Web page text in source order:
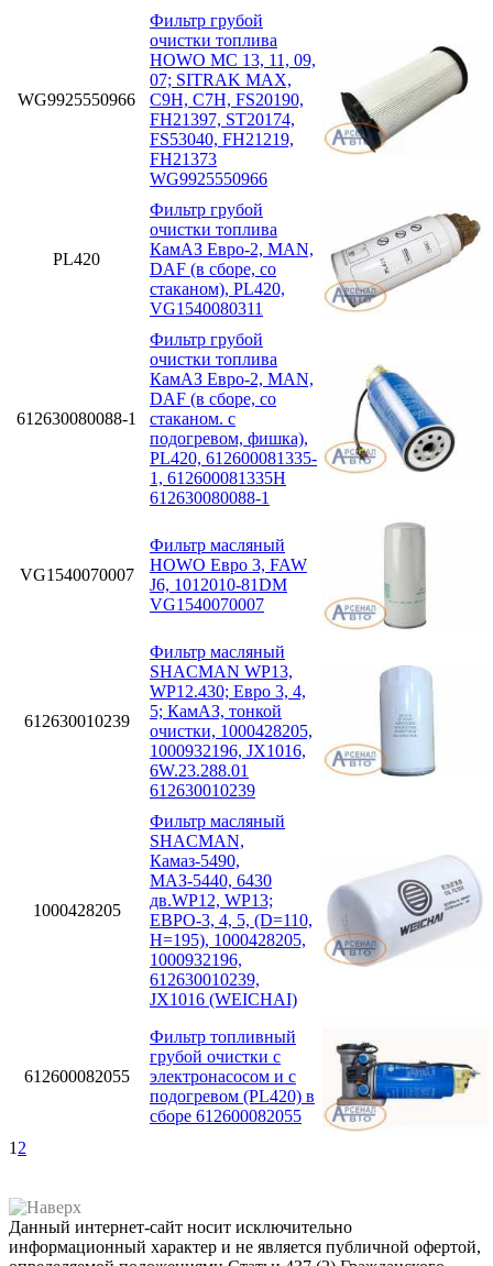
WG9925550966
Фильтр грубой
очистки топлива
HOWO MC 13, 11, 09,
07; SITRAK MAX,
C9H, C7H, FS20190,
FH21397, ST20174,
FS53040, FH21219,
FH21373
WG9925550966
PL420
Фильтр грубой
очистки топлива
КамАЗ Евро-2, MAN,
DAF (в сборе, со
стаканом), PL420,
VG1540080311
612630080088-1
Фильтр грубой
очистки топлива
КамАЗ Евро-2, MAN,
DAF (в сборе, со
стаканом. с
подогревом, фишка),
PL420, 612600081335-
1, 612600081335H
612630080088-1
VG1540070007
Фильтр масляный
HOWO Евро 3, FAW
J6, 1012010-81DM
VG1540070007
612630010239
Фильтр масляный
SHACMAN WP13,
WP12.430; Eвро 3, 4,
5; КамАЗ, тонкой
очистки, 1000428205,
1000932196, JX1016,
6W.23.288.01
612630010239
1000428205
Фильтр масляный
SHACMAN,
Камаз-5490,
МАЗ-5440, 6430
дв.WP12, WP13;
ЕВРО-3, 4, 5, (D=110,
H=195), 1000428205,
1000932196,
612630010239,
JX1016 (WEICHAI)
612600082055
Фильтр топливный
грубой очистки с
электронасосом и с
подогревом (PL420) в
сборе 612600082055
1 2
Данный интернет-сайт носит исключительно
информационный характер и не является публичной офертой,